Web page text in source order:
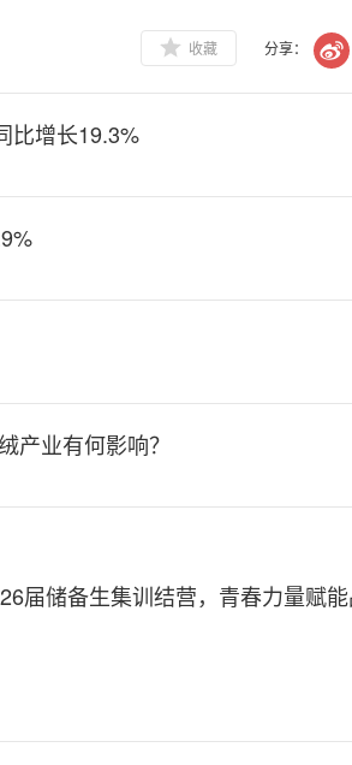
收藏 分享：
比增长19.3%
产业有何影响？
届储备生集训结营，青春力量赋